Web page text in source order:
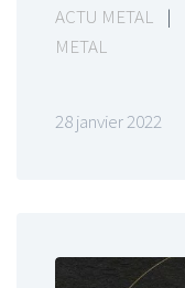
ACTU METAL |
METAL
28 janvier 2022